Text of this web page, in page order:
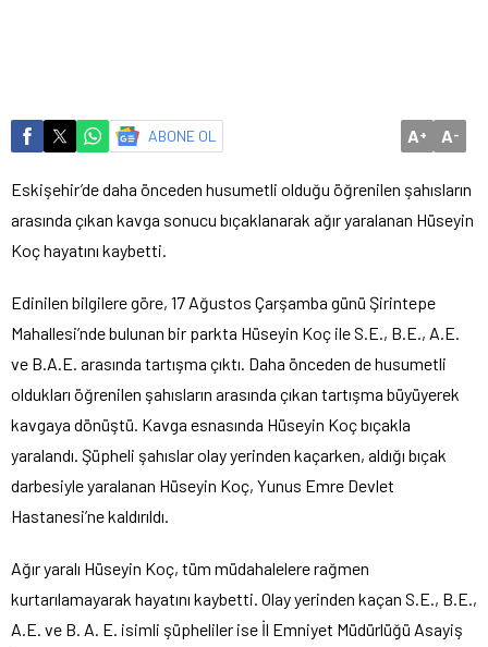
ABONE OL A+ A-
Eskişehir’de daha önceden husumetli olduğu öğrenilen şahısların
arasında çıkan kavga sonucu bıçaklanarak ağır yaralanan Hüseyin
Koç hayatını kaybetti.
Edinilen bilgilere göre, 17 Ağustos Çarşamba günü Şirintepe
Mahallesi’nde bulunan bir parkta Hüseyin Koç ile S.E., B.E., A.E.
ve B.A.E. arasında tartışma çıktı. Daha önceden de husumetli
oldukları öğrenilen şahısların arasında çıkan tartışma büyüyerek
kavgaya dönüştü. Kavga esnasında Hüseyin Koç bıçakla
yaralandı. Şüpheli şahıslar olay yerinden kaçarken, aldığı bıçak
darbesiyle yaralanan Hüseyin Koç, Yunus Emre Devlet
Hastanesi’ne kaldırıldı.
Ağır yaralı Hüseyin Koç, tüm müdahalelere rağmen
kurtarılamayarak hayatını kaybetti. Olay yerinden kaçan S.E., B.E.,
A.E. ve B. A. E. isimli şüpheliler ise İl Emniyet Müdürlüğü Asayiş